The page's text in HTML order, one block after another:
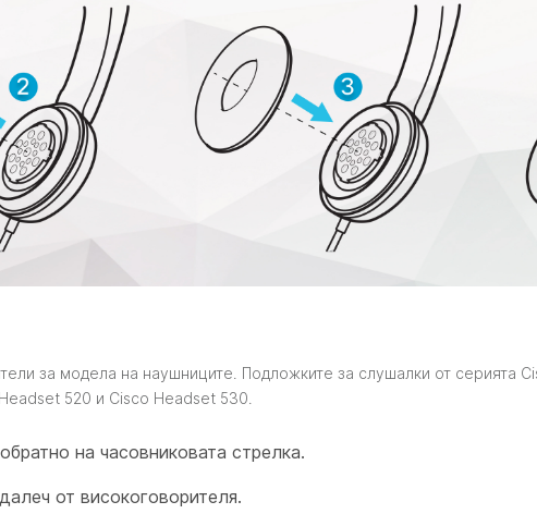
за модела на наушниците. Подложките за слушалки от серията
520 и Cisco Headset 530.
на часовниковата стрелка.
от високоговорителя.